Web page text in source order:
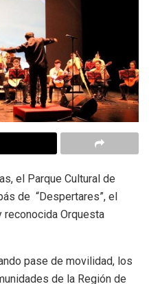
el Parque Cultural de
de “Despertares”, el
Orquesta
pase de movilidad, los
de la Región de